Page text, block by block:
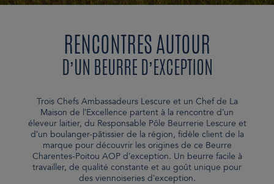
RENCONTRES AUTOUR
D’UN BEURRE D’EXCEPTION
Trois Chefs Ambassadeurs Lescure et un Chef de La
Maison de l’Excellence partent à la rencontre d’un
éleveur laitier, du Responsable Pôle Beurrerie Lescure et
d’un boulanger-pâtissier de la région, fidèle client de la
marque pour découvrir les origines de ce Beurre
Charentes-Poitou AOP d’exception. Un beurre facile à
travailler, de qualité constante et au goût unique pour
des viennoiseries d’exception.